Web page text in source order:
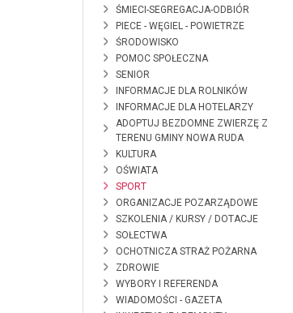
ŚMIECI-SEGREGACJA-ODBIÓR
PIECE - WĘGIEL - POWIETRZE
ŚRODOWISKO
POMOC SPOŁECZNA
SENIOR
INFORMACJE DLA ROLNIKÓW
INFORMACJE DLA HOTELARZY
ADOPTUJ BEZDOMNE ZWIERZĘ Z
TERENU GMINY NOWA RUDA
KULTURA
OŚWIATA
SPORT
ORGANIZACJE POZARZĄDOWE
SZKOLENIA / KURSY / DOTACJE
SOŁECTWA
OCHOTNICZA STRAŻ POŻARNA
ZDROWIE
WYBORY I REFERENDA
WIADOMOŚCI - GAZETA